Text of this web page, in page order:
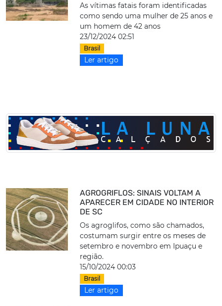
As vítimas fatais foram identificadas
como sendo uma mulher de 25 anos e
um homem de 42 anos
23/12/2024 02:51
Brasil
Ler artigo
AGROGRIFLOS: SINAIS VOLTAM A
APARECER EM CIDADE NO INTERIOR
DE SC
Os agroglifos, como são chamados,
costumam surgir entre os meses de
setembro e novembro em Ipuaçu e
região.
15/10/2024 00:03
Brasil
Ler artigo